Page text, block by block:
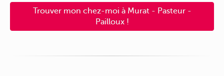
Trouver mon chez-moi à Murat - Pasteur -
Pailloux !